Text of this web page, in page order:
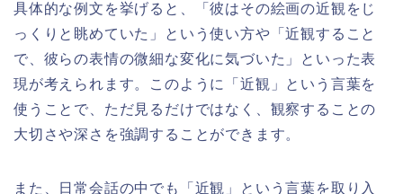
具体的な例文を挙げると、「彼はその絵画の近観をじ
っくりと眺めていた」という使い方や「近観すること
で、彼らの表情の微細な変化に気づいた」といった表
現が考えられます。このように「近観」という言葉を
使うことで、ただ見るだけではなく、観察することの
大切さや深さを強調することができます。
また、日常会話の中でも「近観」という言葉を取り入